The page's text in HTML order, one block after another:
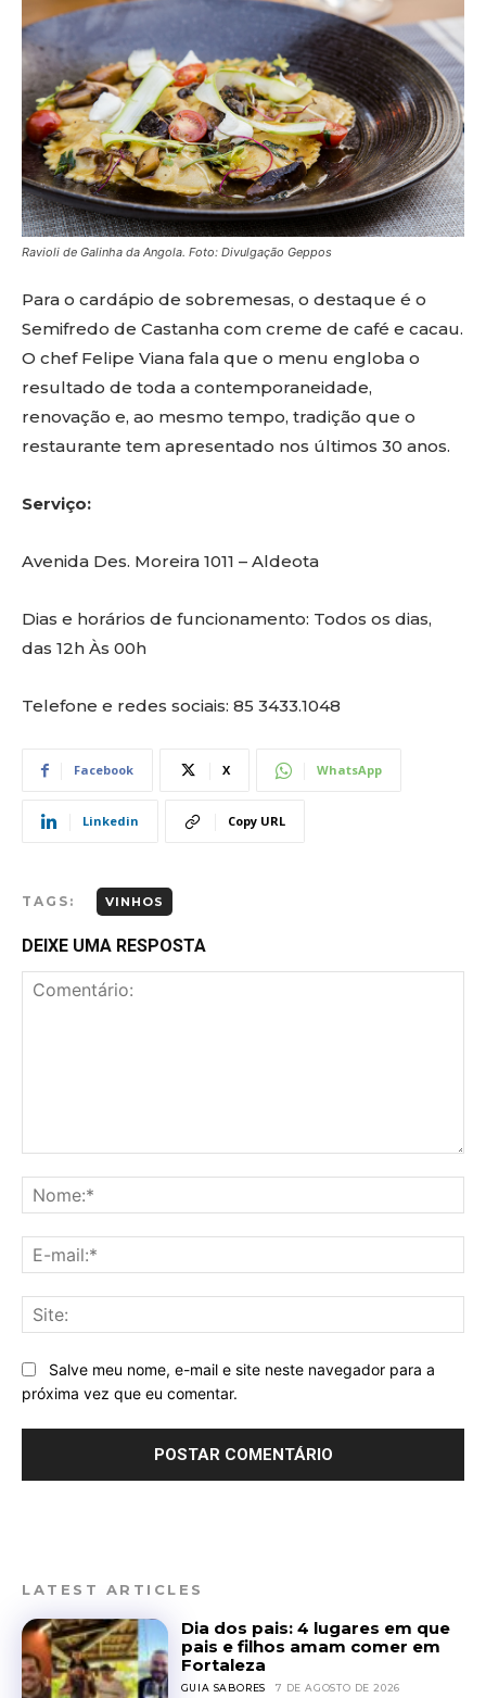
Ravioli de Galinha da Angola. Foto: Divulgação Geppos
Para o cardápio de sobremesas, o destaque é o
Semifredo de Castanha com creme de café e cacau.
O chef Felipe Viana fala que o menu engloba o
resultado de toda a contemporaneidade,
renovação e, ao mesmo tempo, tradição que o
restaurante tem apresentado nos últimos 30 anos.
Serviço:
Avenida Des. Moreira 1011 – Aldeota
Dias e horários de funcionamento: Todos os dias,
das 12h Às 00h
Telefone e redes sociais: 85 3433.1048
Facebook X WhatsApp
Linkedin Copy URL
TAGS: VINHOS
DEIXE UMA RESPOSTA
Salve meu nome, e-mail e site neste navegador para a
próxima vez que eu comentar.
LATEST ARTICLES
Dia dos pais: 4 lugares em que
pais e filhos amam comer em
Fortaleza
GUIA SABORES 7 DE AGOSTO DE 2026